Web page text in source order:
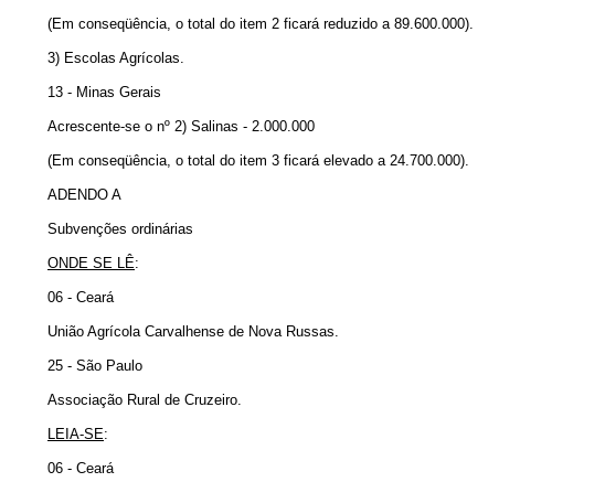
(Em conseqüência, o total do item 2 ficará reduzido a 89.600.000).
3) Escolas Agrícolas.
13 - Minas Gerais
Acrescente-se o nº 2) Salinas - 2.000.000
(Em conseqüência, o total do item 3 ficará elevado a 24.700.000).
ADENDO A
Subvenções ordinárias
ONDE SE LÊ:
06 - Ceará
União Agrícola Carvalhense de Nova Russas.
25 - São Paulo
Associação Rural de Cruzeiro.
LEIA-SE:
06 - Ceará